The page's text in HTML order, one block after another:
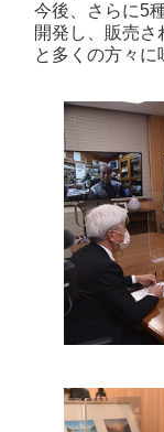
今後、さらに5
開発し、販売
と多くの方々に